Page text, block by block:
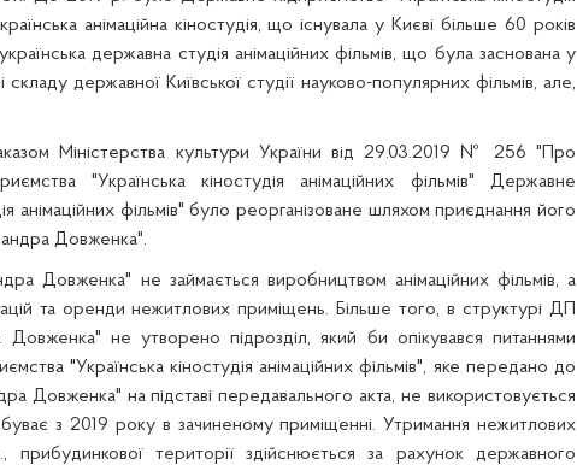
анімаційна кіностудія, що існувала у Києві більше 60 років
державна студія анімаційних фільмів, що була заснована у
державної Київської студії науково-популярних фільмів, але,
Міністерства культури України від 29.03.2019 № 256 "Про
"Українська кіностудія анімаційних фільмів" Державне
анімаційних фільмів" було реорганізоване шляхом приєднання його
Довженка".
Довженка" не займається виробництвом анімаційних фільмів, а
та оренди нежитлових приміщень. Більше того, в структурі ДП
не утворено підрозділ, який би опікувався питаннями
"Українська кіностудія анімаційних фільмів", яке передано до
Довженка" на підставі передавального акта, не використовується
з 2019 року в зачиненому приміщенні. Утримання нежитлових
території здійснюється за рахунок державного